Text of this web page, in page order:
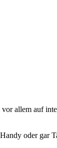
allem auf
oder gar